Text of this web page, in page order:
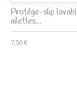
Protège-slip
ailettes...
7,50 €